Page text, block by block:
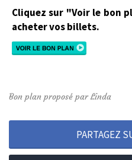
Cliquez sur "Voir le bon
acheter vos billets.
Bon plan proposé par Linda
PARTAGEZ